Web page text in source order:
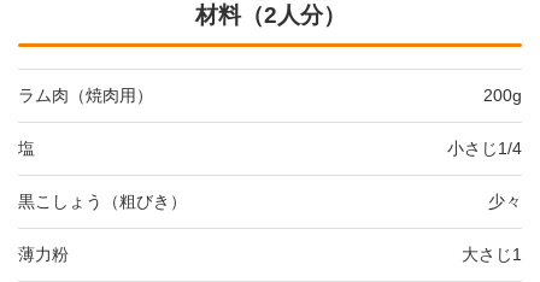
材料（2人分）
ラム肉（焼肉用） 200g
塩 小さじ1/4
黒こしょう（粗びき） 少々
薄力粉 大さじ1